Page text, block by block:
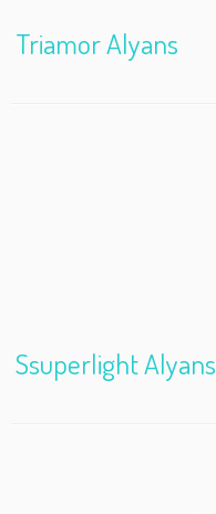
Triamor Alyans
Ssuperlight Alyans